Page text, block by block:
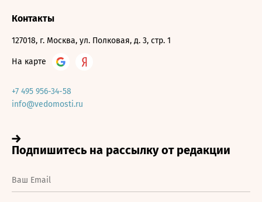
Контакты
127018, г. Москва, ул. Полковая, д. 3, стр. 1
На карте
+7 495 956-34-58
info@vedomosti.ru